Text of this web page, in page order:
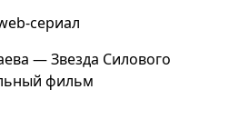
сериал
— Звезда Силового
фильм